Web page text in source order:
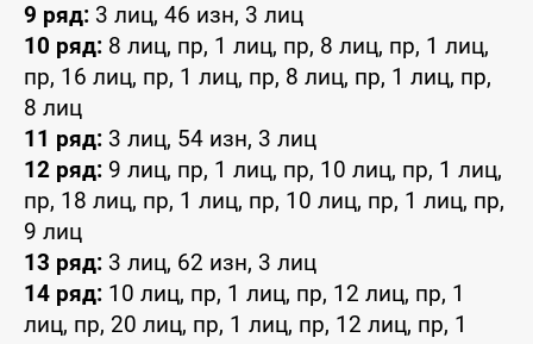
9 ряд: 3 лиц, 46 изн, 3 лиц
10 ряд: 8 лиц, пр, 1 лиц, пр, 8 лиц, пр, 1 лиц,
пр, 16 лиц, пр, 1 лиц, пр, 8 лиц, пр, 1 лиц, пр,
8 лиц
11 ряд: 3 лиц, 54 изн, 3 лиц
12 ряд: 9 лиц, пр, 1 лиц, пр, 10 лиц, пр, 1 лиц,
пр, 18 лиц, пр, 1 лиц, пр, 10 лиц, пр, 1 лиц, пр,
9 лиц
13 ряд: 3 лиц, 62 изн, 3 лиц
14 ряд: 10 лиц, пр, 1 лиц, пр, 12 лиц, пр, 1
лиц, пр, 20 лиц, пр, 1 лиц, пр, 12 лиц, пр, 1